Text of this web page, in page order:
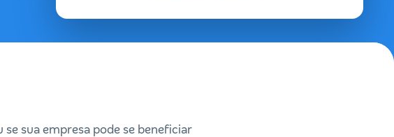
sua empresa pode se beneficiar